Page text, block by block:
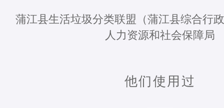
蒲江县生活垃圾分类联盟（蒲江县综合行
人力资源和社会保障局
他们使用过